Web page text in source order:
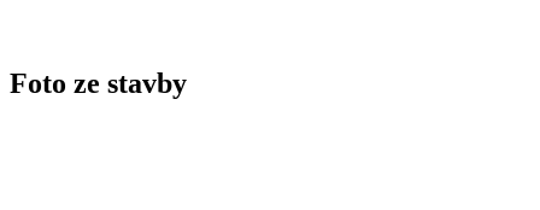
Foto ze stavby